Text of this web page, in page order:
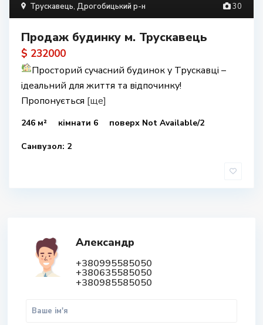
30
Трускавець, Дрогобицький р-н
Продаж будинку м. Трускавець
$ 232000
Просторий сучасний будинок у Трускавці –
ідеальний для життя та відпочинку!
Пропонується [ще]
246 м² кімнати 6 поверх Not Available/2
Санвузол: 2
Александр
+380995585050
+380635585050
+380985585050